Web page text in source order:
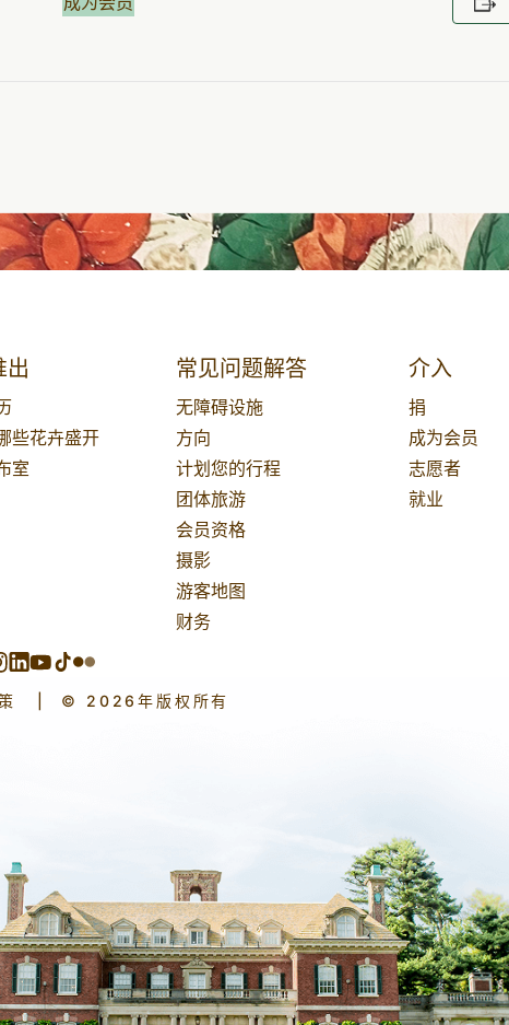
出
些花卉盛开
室
常见问题解答
无障碍设施
方向
计划您的行程
团体旅游
会员资格
摄影
游客地图
财务
介入
捐
成为会员
志愿者
就业
© 2026年版权所有